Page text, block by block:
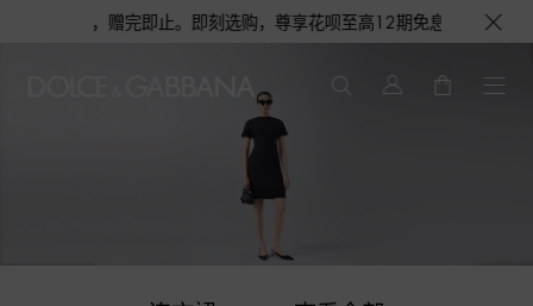
完即止。即刻选购，尊享花呗至高12期免息分期礼遇，下单即赠倾